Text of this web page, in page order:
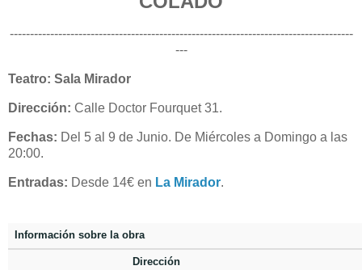
-------------------------------------------------------------------------------------
---
Teatro: Sala Mirador
Dirección: Calle Doctor Fourquet 31.
Fechas: Del 5 al 9 de Junio. De Miércoles a Domingo a las
20:00.
Entradas: Desde 14€ en La Mirador.
Información sobre la obra
Dirección